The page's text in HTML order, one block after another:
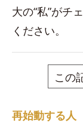
大の“私”がチ
ください。
この
再始動する人